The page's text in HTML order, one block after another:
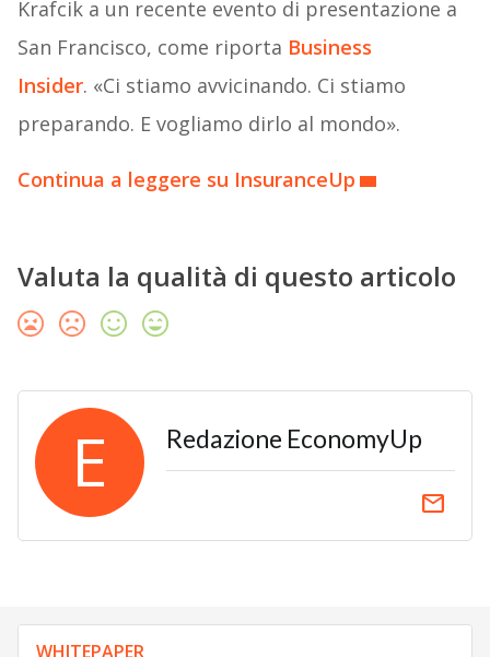
Krafcik a un recente evento di presentazione a
San Francisco, come riporta Business
Insider. «Ci stiamo avvicinando. Ci stiamo
preparando. E vogliamo dirlo al mondo».
Continua a leggere su InsuranceUp
Valuta la qualità di questo articolo
E Redazione EconomyUp
email
WHITEPAPER